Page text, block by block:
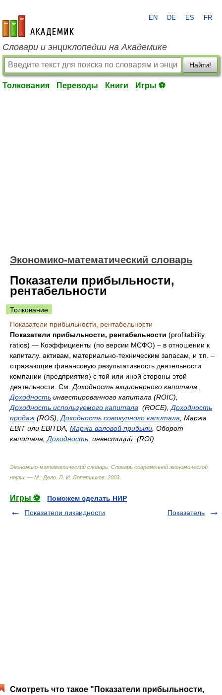
academic.ru
EN DE ES FR
Словари и энциклопедии на Академике
Найти!
Толкования Переводы Книги Игры ⚽
Экономико-математический словарь
Показатели прибыльности,
рентабельности
Толкование
Показатели прибыльности, рентабельности
Показатели прибыльности, рентабельности (profitability
ratios) — Коэффициенты (по версии МСФО) – в отношении к
капиталу. активам, материально-техническим запасам, и т.п. –
отражающие финансовую результативность деятельности
компании (предприятия) с той или иной стороны этой
деятельности. См. Доходность акционерного капитала ,
Доходность инвестированного капитала (ROIC),
Доходность используемого капитала (ROCE), Доходность
продаж (ROS), Доходность совокупного капитала , Маржа
EBIT или EBITDA, Маржа валовой прибыли , Оборот
капитала, Доходность инвестиций (ROI)
Экономико-математический словарь: Словарь современной экономической
науки. — М.: Дело Л. И. Лопатников 2003
Игры ⚽
Поможем сделать НИР
Показатели ликвидности
Показатель
Смотреть что такое "Показатели прибыльности,